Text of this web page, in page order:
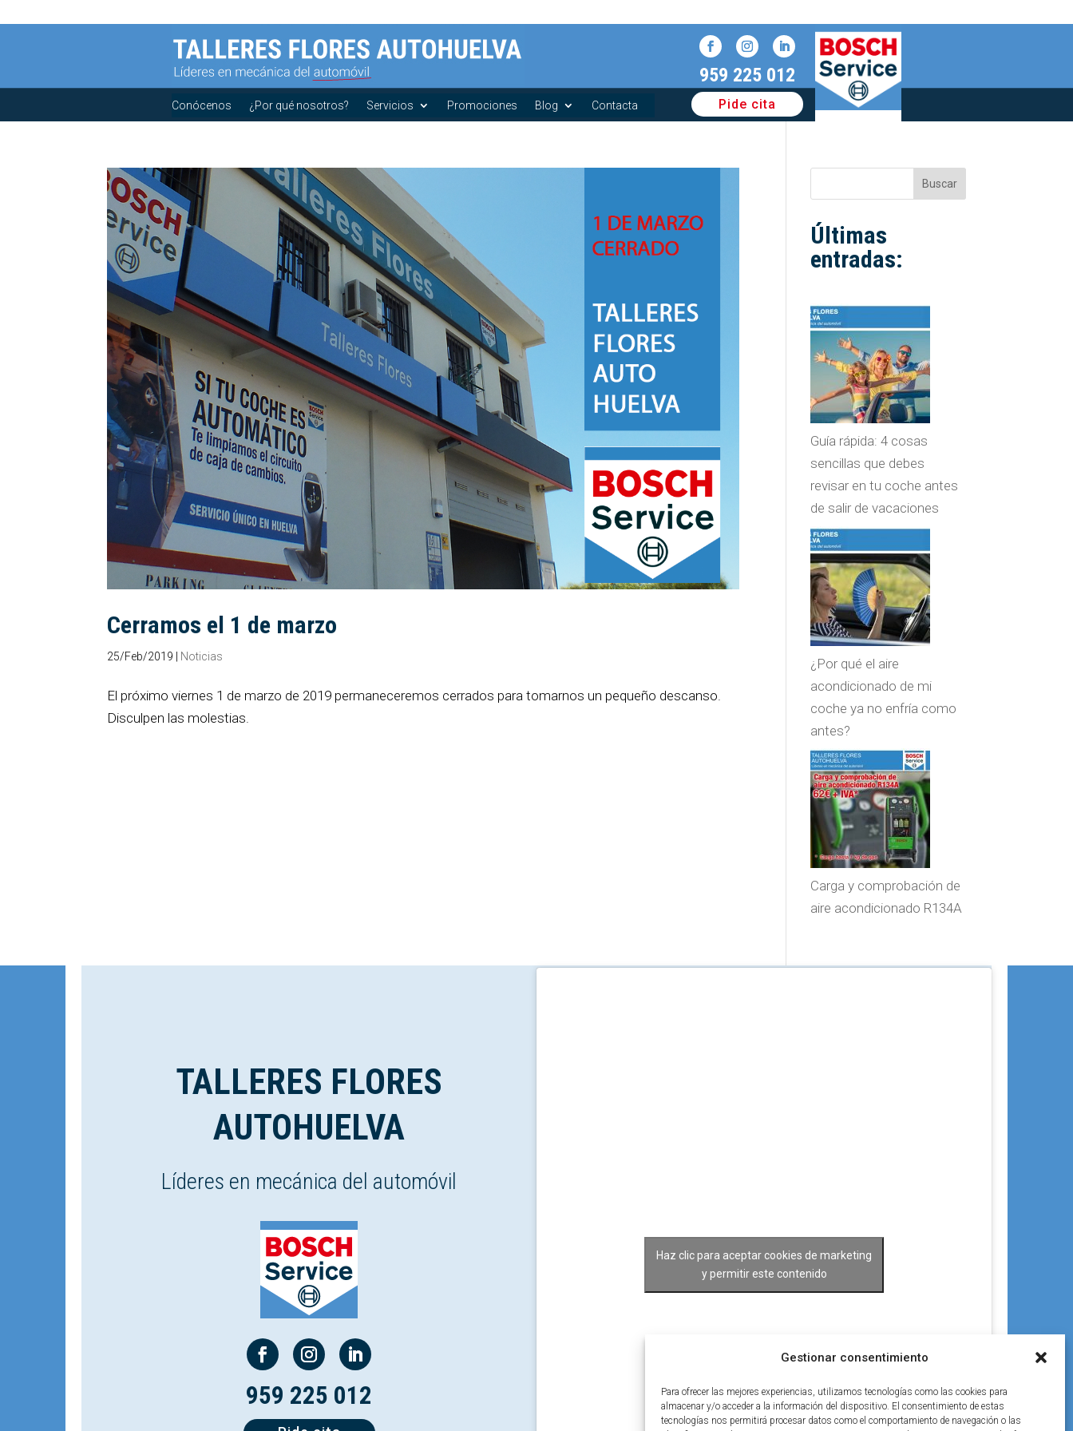
Gestionar consentimiento
Para ofrecer las mejores experiencias, utilizamos tecnologías como las cookies para
almacenar y/o acceder a la información del dispositivo. El consentimiento de estas
tecnologías nos permitirá procesar datos como el comportamiento de navegación o las
Conócenos ¿Por qué nosotros? Servicios Promociones Blog Contacta
959 225 012
Pide cita
Cerramos el 1 de marzo
25/Feb/2019 Noticias
El próximo viernes 1 de marzo de 2019 permaneceremos cerrados para tomarnos un pequeño descanso.
Disculpen las molestias.
Buscar
Últimas
entradas:
Guía rápida: 4 cosas
sencillas que debes
revisar en tu coche antes
de salir de vacaciones
¿Por qué el aire
acondicionado de mi
coche ya no enfría como
antes?
Carga y comprobación de
aire acondicionado R134A
TALLERES FLORES
AUTOHUELVA
Líderes en mecánica del automóvil
959 225 012
Haz clic para aceptar cookies de marketing
y permitir este contenido